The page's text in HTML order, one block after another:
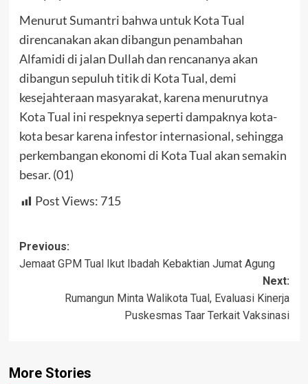
Menurut Sumantri bahwa untuk Kota Tual
direncanakan akan dibangun penambahan
Alfamidi di jalan Dullah dan rencananya akan
dibangun sepuluh titik di Kota Tual, demi
kesejahteraan masyarakat, karena menurutnya
Kota Tual ini respeknya seperti dampaknya kota-
kota besar karena infestor internasional, sehingga
perkembangan ekonomi di Kota Tual akan semakin
besar. (01)
Post Views: 715
Post
navigation
Previous:
Jemaat GPM Tual Ikut Ibadah Kebaktian Jumat Agung
Next:
Rumangun Minta Walikota Tual, Evaluasi Kinerja
Puskesmas Taar Terkait Vaksinasi
More Stories